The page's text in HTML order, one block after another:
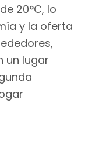
20°C, lo
y la oferta
un lugar